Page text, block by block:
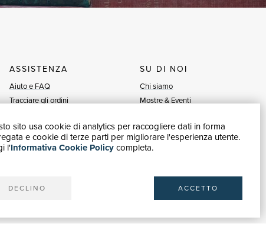
sito usa cookie di analytics per raccogliere dati in forma
e cookie di terze parti per migliorare l'esperienza utente.
l'Informativa Cookie Policycompleta.
DECLINO ACCETTO
ASSISTENZA
Aiuto e FAQ
Tracciare gli ordini
Fatturazione
Carta del Docente / 18App
SU DI NOI
Chi siamo
Mostre & Eventi
Blog
Vendi con noi